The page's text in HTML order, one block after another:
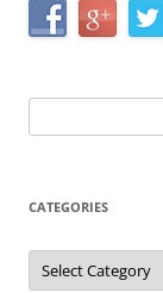
for:
CATEGORIES
Categories